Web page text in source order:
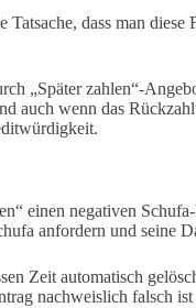
dass man diese
„Später zahlen“-
auch wenn das
einen negativen
anfordern und seine
Zeit automatisch
nachweislich falsch